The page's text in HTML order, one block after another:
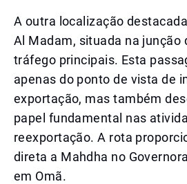
A outra localização
Al Madam, situada na junção
tráfego principais. Esta
apenas do ponto de vista de
exportação, mas também
papel fundamental nas
reexportação. A rota
direta a Mahdha no
em Omã.